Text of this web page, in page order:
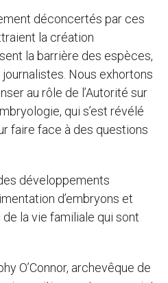
déconcertés par ces
la création
la barrière des espèces,
Nous exhortons
au rôle de l’Autorité sur
qui s’est révélé
faire face à des questions
développements
d’embryons et
la vie familiale qui sont
O’Connor, archevêque de